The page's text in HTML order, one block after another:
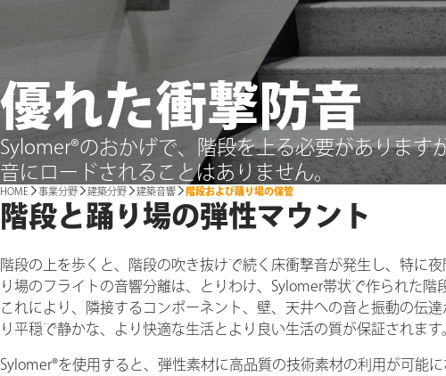
優れた衝撃防音
Sylomer®のおかげで、階段を上る必要があります
音にロードされることはありません。
HOME 事業分野 建築分野 建築音響 階段および踊り場の保管
階段と踊り場の弾性マウント
階段の上を歩くと、階段の吹き抜けで続く床衝撃音が発生し、特に
り場のフライトの音響分離は、とりわけ、Sylomer帯状で作られた
これにより、隣接するコンポーネント、壁、天井への音と振動の伝
り平穏で静かな、より快適な生活とより良い生活の質が保証されます
Sylomer®を使用すると、弾性素材に高品質の技術素材の利用が可能